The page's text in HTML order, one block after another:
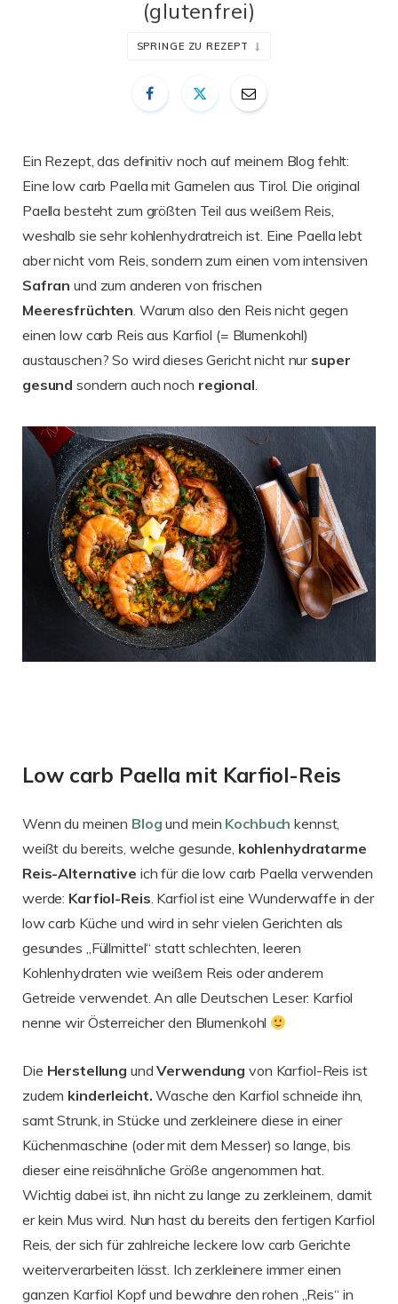
(glutenfrei)
SPRINGE ZU REZEPT
Ein Rezept, das definitiv noch auf meinem Blog fehlt:
Eine low carb Paella mit Garnelen aus Tirol. Die original
Paella besteht zum größten Teil aus weißem Reis,
weshalb sie sehr kohlenhydratreich ist. Eine Paella lebt
aber nicht vom Reis, sondern zum einen vom intensiven
Safran und zum anderen von frischen
Meeresfrüchten. Warum also den Reis nicht gegen
einen low carb Reis aus Karfiol (= Blumenkohl)
austauschen? So wird dieses Gericht nicht nur super
gesund sondern auch noch regional.
Low carb Paella mit Karfiol-Reis
Wenn du meinen Blog und mein Kochbuch kennst,
weißt du bereits, welche gesunde, kohlenhydratarme
Reis-Alternative ich für die low carb Paella verwenden
werde: Karfiol-Reis . Karfiol ist eine Wunderwaffe in der
low carb Küche und wird in sehr vielen Gerichten als
gesundes „Füllmittel“ statt schlechten, leeren
Kohlenhydraten wie weißem Reis oder anderem
Getreide verwendet. An alle Deutschen Leser: Karfiol
nenne wir Österreicher den Blumenkohl
Die Herstellung undVerwendung von Karfiol-Reis ist
zudem kinderleicht. Wasche den Karfiol schneide ihn,
samt Strunk, in Stücke und zerkleinere diese in einer
Küchenmaschine (oder mit dem Messer) so lange, bis
dieser eine reisähnliche Größe angenommen hat.
Wichtig dabei ist, ihn nicht zu lange zu zerkleinern, damit
er kein Mus wird. Nun hast du bereits den fertigen Karfiol
Reis, der sich für zahlreiche leckere low carb Gerichte
weiterverarbeiten lässt. Ich zerkleinere immer einen
ganzen Karfiol Kopf und bewahre den rohen „Reis“ in